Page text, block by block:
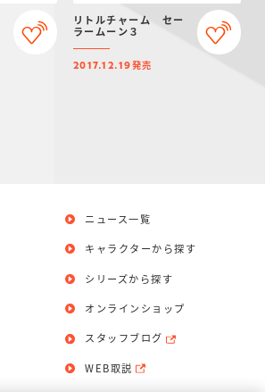
リトルチャーム セー
ラームーン３
2017.12.19発売
ニュース一覧
キャラクターから探す
シリーズから探す
オンラインショップ
スタッフブログ
WEB取説